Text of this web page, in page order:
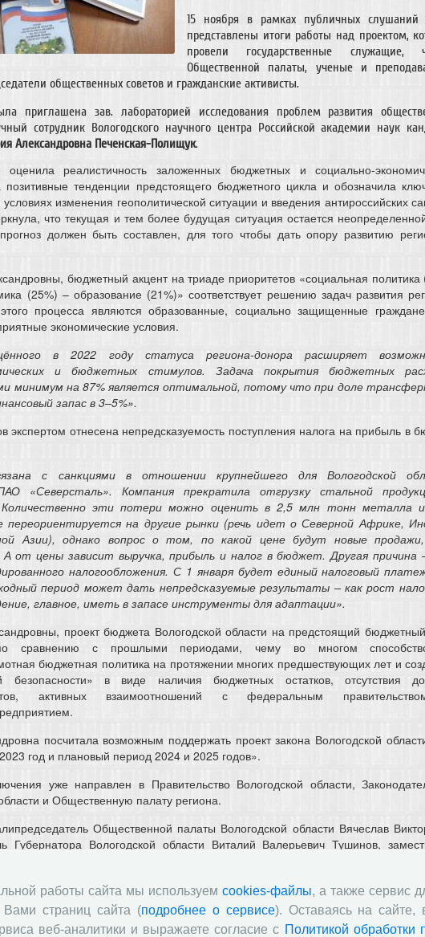
15 ноября в рамках публичных
представлены итоги работы над проектом,
провели государственные служащие,
Общественной палаты, ученые и
общественных советов и гражданские активисты.
приглашена зав. лабораторией исследования проблем развития
сотрудник Вологодского научного центра Российской академии наук
Александровна Печенская-Полищук.
реалистичность заложенных бюджетных и социально-
позитивные тенденции предстоящего бюджетного цикла и обозначила
изменения геополитической ситуации и введения антироссийских
что текущая и тем более будущая ситуация остается
должен быть составлен, для того чтобы дать опору развитию
бюджетный акцент на триаде приоритетов «социальная политика
(25%) – образование (21%)» соответствует решению задач развития
этого процесса являются образованные, социально защищенные
экономические условия.
в 2022 году статуса региона-донора расширяет
и бюджетных стимулов. Задача покрытия бюджетных
минимум на 87% является оптимальной, потому что при доле
запас в 3–5%».
экспертом отнесена непредсказуемость поступления налога на прибыль в
с санкциями в отношении крупнейшего для Вологодской
«Северсталь». Компания прекратила отгрузку стальной
Количественно эти потери можно оценить в 2,5 млн тонн металла
переориентируется на другие рынки (речь идет о Северной Африке,
Азии), однако вопрос о том, по какой цене будут новые
от цены зависит выручка, прибыль и налог в бюджет. Другая причина
налогообложения. С 1 января будет единый налоговый
период может дать непредсказуемые результаты – как рост
главное, иметь в запасе инструменты для адаптации».
проект бюджета Вологодской области на предстоящий
сравнению с прошлыми периодами, чему во многом
бюджетная политика на протяжении многих предшествующих лет и
безопасности» в виде наличия бюджетных остатков, отсутствия
активных взаимоотношений с федеральным
посчитала возможным поддержать проект закона Вологодской
год и плановый период 2024 и 2025 годов».
уже направлен в Правительство Вологодской области,
и Общественную палату региона.
Общественной палаты Вологодской области Вячеслав
Губернатора Вологодской области Виталий Валерьевич Тушинов,
региона Светлана Анатольевна Пономарёва и председатель
собрания Вологодской области Роман Юрьевич Заварин.
работы сайта мы используем cookies-файлы, а также сервис
страниц сайта (подробнее о сервисе). Оставаясь на сайте,
веб-аналитики и выражаете согласие с Политикой обработки